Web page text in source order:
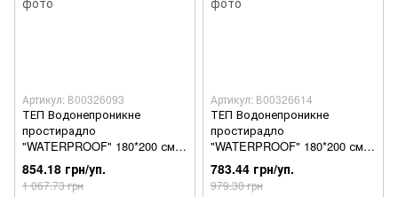
Артикул: В00326093
ТЕП Водонепроникне
простирадло
"WATERPROOF" 180*200 см
(бамбук),, 4112000048169
854.18 грн/уп.
1 067.73 грн
Артикул: В00326614
ТЕП Водонепроникне
простирадло
"WATERPROOF" 180*200 см
(бамбук),, 4112000048169
783.44 грн/уп.
979.30 грн